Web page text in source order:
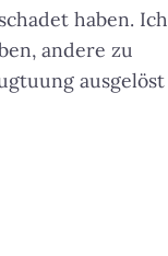
haben. Ich
andere zu
ausgelöst